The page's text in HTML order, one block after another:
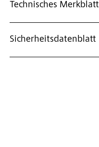
Technisches Merkblatt
Sicherheitsdatenblatt